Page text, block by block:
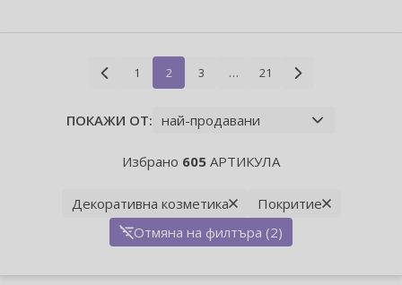
1 2 3 … 21
ПОКАЖИ ОТ:
Избрано 605 АРТИКУЛА
Декоративна козметика
Покритие
Отмяна на филтъра (2)